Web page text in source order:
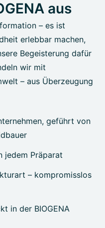
aus
– es ist
erlebbar machen,
Begeisterung dafür
wir mit
– aus Überzeugung
geführt von
jedem Präparat
– kompromisslos
in der BIOGENA